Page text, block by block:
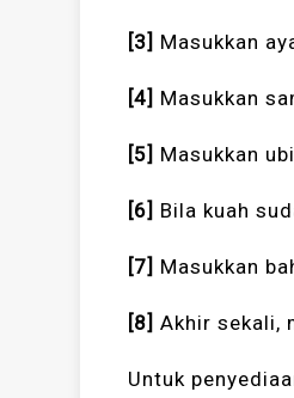
[3] Masukkan
[4] Masukkan
[5] Masukkan
[6] Bila kuah
[7] Masukkan
[8] Akhir sekali,
Untuk